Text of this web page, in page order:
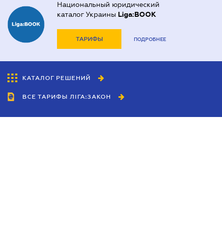
Национальный юридический
каталог Украины Liga:BOOK
ТАРИФЫ ПОДРОБНЕЕ
КАТАЛОГ РЕШЕНИЙ
ВСЕ ТАРИФЫ ЛІГА:ЗАКОН